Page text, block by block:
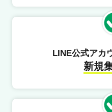
LINE公式アカ
新規